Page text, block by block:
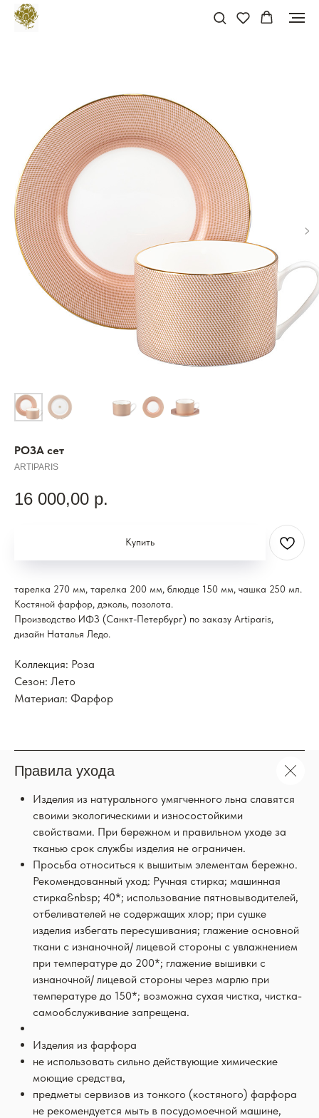
РОЗА сет
ARTIPARIS
16 000,00 р.
Купить
тарелка 270 мм, тарелка 200 мм, блюдце 150 мм, чашка 250 мл.
Костяной фарфор, дэколь, позолота.
Производство ИФЗ (Санкт-Петербург) по заказу Artiparis,
дизайн Наталья Ледо.
Коллекция: Роза
Сезон: Лето
Материал: Фарфор
Правила ухода
Изделия из натурального умягченного льна славятся
своими экологическими и износостойкими
свойствами. При бережном и правильном уходе за
тканью срок службы изделия не ограничен.
Просьба относиться к вышитым элементам бережно.
Рекомендованный уход: Ручная стирка; машинная
стирка&nbsp; 40*; использование пятновыводителей,
отбеливателей не содержащих хлор; при сушке
изделия избегать пересушивания; глажение основной
ткани с изнаночной/ лицевой стороны с увлажнением
при температуре до 200*; глажение вышивки с
изнаночной/ лицевой стороны через марлю при
температуре до 150*; возможна сухая чистка, чистка-
самообслуживание запрещена.
Изделия из фарфора
не использовать сильно действующие химические
моющие средства,
предметы сервизов из тонкого (костяного) фарфора
не рекомендуется мыть в посудомоечной машине,